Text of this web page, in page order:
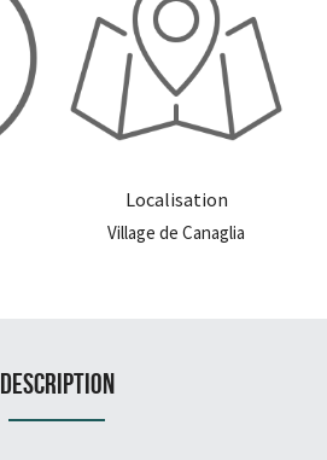
Localisation
Village de Canaglia
Description